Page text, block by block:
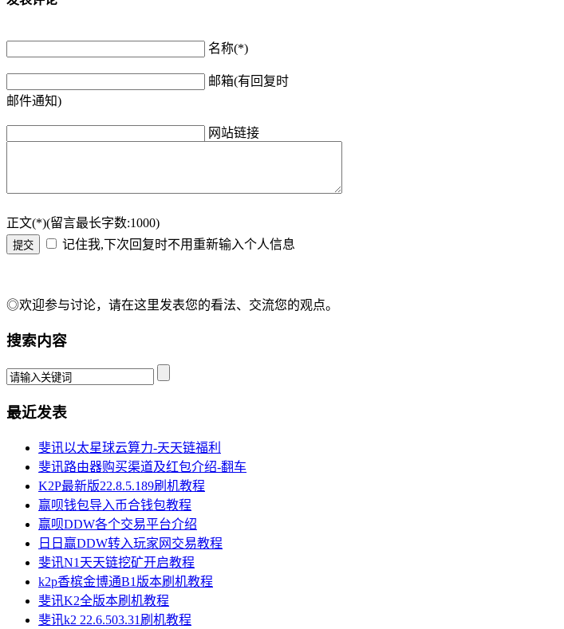
名称(*)
邮箱(有回复时
邮件通知)
网站链接
正文(*)(留言最长字数:1000)
记住我,下次回复时不用重新输入个人信息
◎欢迎参与讨论，请在这里发表您的看法、交流您的观点。
搜索内容
最近发表
斐讯以太星球云算力-天天链福利
斐讯路由器购买渠道及红包介绍-翻车
K2P最新版22.8.5.189刷机教程
赢呗钱包导入币合钱包教程
赢呗DDW各个交易平台介绍
日日赢DDW转入玩家网交易教程
斐讯N1天天链挖矿开启教程
k2p香槟金博通B1版本刷机教程
斐讯K2全版本刷机教程
斐讯k2 22.6.503.31刷机教程